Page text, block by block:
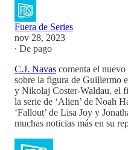
Fuera de Series
nov 28, 2023
∙ De pago
C.J. Navas comenta el
sobre la figura de Guillermo
y Nikolaj Coster-Waldau, el
la serie de ‘Alien’ de Noah
‘Fallout’ de Lisa Joy y
muchas noticias más en su